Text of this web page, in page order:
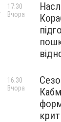
17:30
Вчора
16:30
Вчора